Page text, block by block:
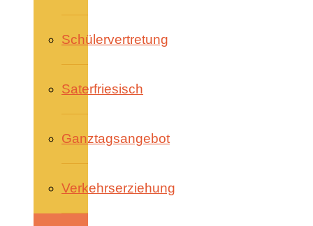
Schülervertretung
Saterfriesisch
Ganztagsangebot
Verkehrserziehung